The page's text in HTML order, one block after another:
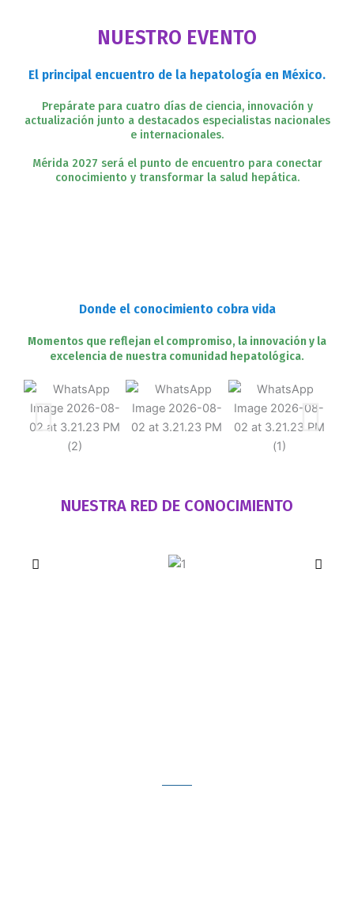
NUESTRO EVENTO
El principal encuentro de la hepatología en México.
Prepárate para cuatro días de ciencia, innovación y
actualización junto a destacados especialistas nacionales
e internacionales.
Mérida 2027 será el punto de encuentro para conectar
conocimiento y transformar la salud hepática.
Donde el conocimiento cobra vida
Momentos que reflejan el compromiso, la innovación y la
excelencia de nuestra comunidad hepatológica.
NUESTRA RED DE CONOCIMIENTO